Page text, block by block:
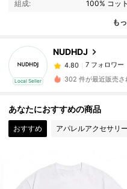
組成: 100% コッ
も
Local Seller
NUDHDJ
7 フォロワー
4.80
7 フォロワー
y***i
が1日前 にフォ
4.80
4.80 7 フォロワー
4.80 7 フォロワー
302 件が最近販売さ
あなたにおすすめの商品
おすすめ アパレルアクセサリー